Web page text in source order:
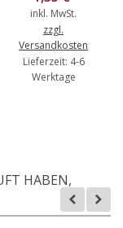
inkl. MwSt.
zzgl.
Versandkosten
Lieferzeit: 4-6
Werktage
HABEN,